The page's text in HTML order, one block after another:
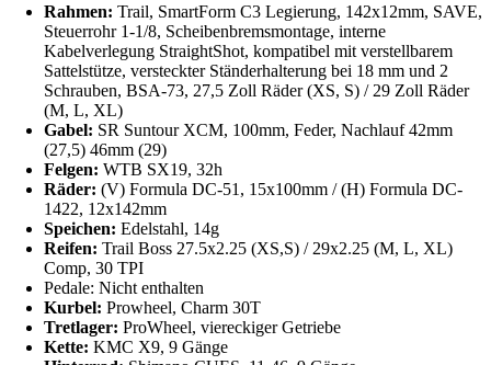
Rahmen: Trail, SmartForm C3 Legierung, 142x12mm, SAVE,
Steuerrohr 1-1/8, Scheibenbremsmontage, interne
Kabelverlegung StraightShot, kompatibel mit verstellbarem
Sattelstütze, versteckter Ständerhalterung bei 18 mm und 2
Schrauben, BSA-73, 27,5 Zoll Räder (XS, S) / 29 Zoll Räder
(M, L, XL)
Gabel: SR Suntour XCM, 100mm, Feder, Nachlauf 42mm
(27,5) 46mm (29)
Felgen: WTB SX19, 32h
Räder: (V) Formula DC-51, 15x100mm / (H) Formula DC-
1422, 12x142mm
Speichen: Edelstahl, 14g
Reifen: Trail Boss 27.5x2.25 (XS,S) / 29x2.25 (M, L, XL)
Comp, 30 TPI
Pedale: Nicht enthalten
Kurbel: Prowheel, Charm 30T
Tretlager: ProWheel, viereckiger Getriebe
Kette: KMC X9, 9 Gänge